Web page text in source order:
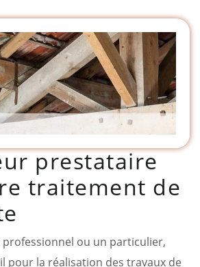
prestataire
traitement de
professionnel ou un particulier,
pour la réalisation des travaux de